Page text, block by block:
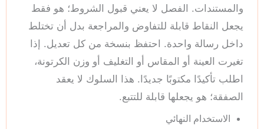
والمستندات. الفصل لا يعني قبول الشروط؛ هو فقط
يجعل النقاط قابلة للتفاوض والمراجعة بدل أن تختلط
داخل رسالة واحدة. احتفظ بنسخة من كل تعديل. إذا
تغيرت العينة أو المقاس أو التغليف أو وزن الكرتونة،
اطلب تأكيدًا مكتوبًا جديدًا. هذا السلوك لا يعقد
الصفقة؛ هو يجعلها قابلة للتتبع.
الاستخدام النهائي